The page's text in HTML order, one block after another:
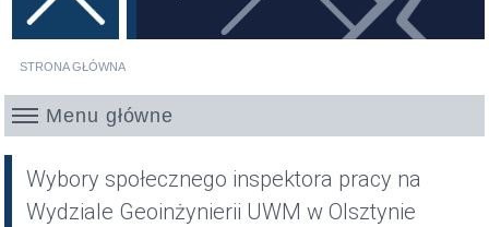
STRONA GŁÓWNA
Menu główne
Wybory społecznego inspektora pracy na
Wydziale Geoinżynierii UWM w Olsztynie